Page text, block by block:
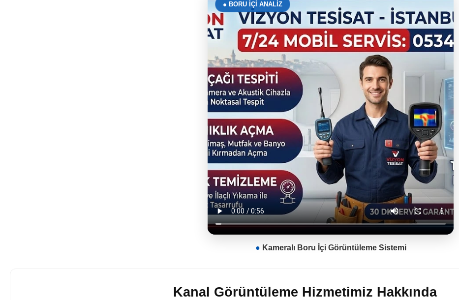
● BORU İÇİ ANALİZ
● Kameralı Boru İçi Görüntüleme Sistemi
Kanal Görüntüleme Hizmetimiz Hakkında